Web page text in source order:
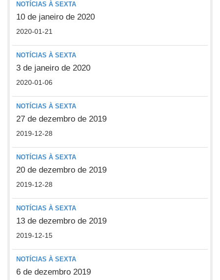
NOTÍCIAS À SEXTA
10 de janeiro de 2020
2020-01-21
NOTÍCIAS À SEXTA
3 de janeiro de 2020
2020-01-06
NOTÍCIAS À SEXTA
27 de dezembro de 2019
2019-12-28
NOTÍCIAS À SEXTA
20 de dezembro de 2019
2019-12-28
NOTÍCIAS À SEXTA
13 de dezembro de 2019
2019-12-15
NOTÍCIAS À SEXTA
6 de dezembro 2019